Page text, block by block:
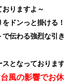
りますよ～
ドンっと掛ける！
伝わる強烈な引
となっております
風の影響でお